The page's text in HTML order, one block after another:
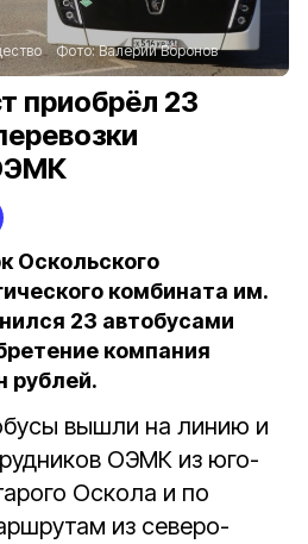
Фото:Валерий Воронов
приобрёл 23
Оскольского
комбината им.
23 автобусами
компания
рублей.
вышли на линию и
ОЭМК из юго-
Оскола и по
из северо-